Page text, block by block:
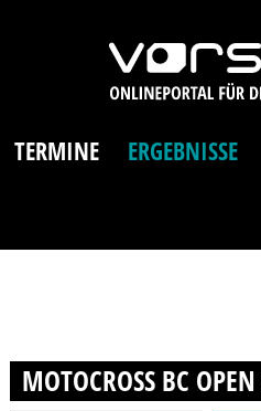
TERMINE ERGEBNISSE
MOTOCROSS BC OPEN